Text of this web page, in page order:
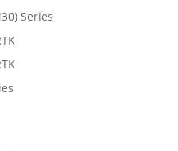
Series